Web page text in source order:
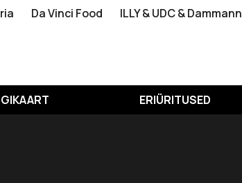
Da Vinci Food ILLY & UDC & Dammann
ERIÜRITUSED